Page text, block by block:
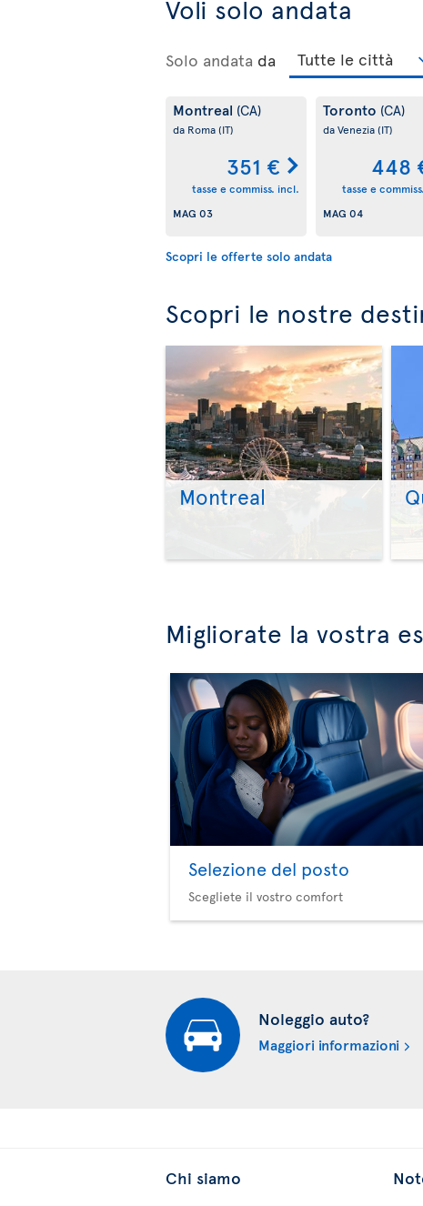
Voli solo andata
Solo andata da
Montreal (CA)
da Roma(IT)
351 €
tasse e commiss. incl.
MAG 03
Toronto (CA)
da Venezia(IT)
448
tasse e
MAG 04
Scopri le offerte solo andata
Scopri le nostre
Montreal
Migliorate la vostra
Selezione del posto
Scegliete il vostro comfort
Noleggio auto?
Maggiori informazioni
Chi siamo